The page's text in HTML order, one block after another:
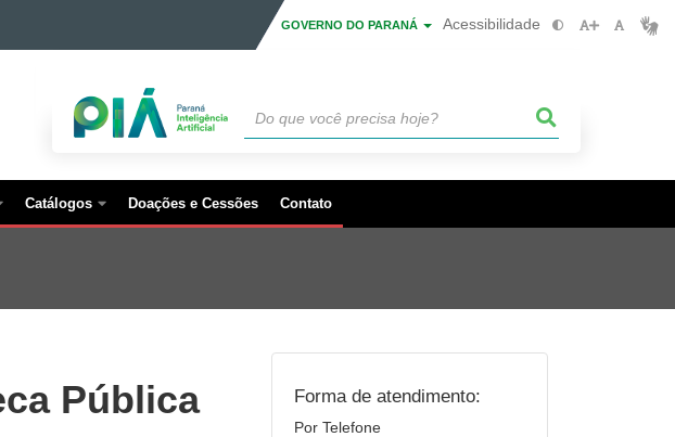
GOVERNO DO PARANÁ Acessibilidade
Catálogos Doações e Cessões Contato
Pública
Forma de atendimento:
Por Telefone